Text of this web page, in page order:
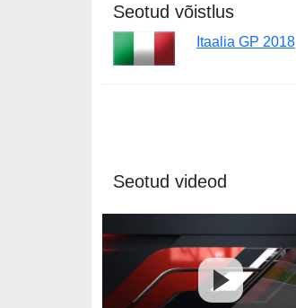
Seotud võistlus
Itaalia GP 2018
Seotud videod